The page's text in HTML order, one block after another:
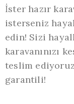
İster hazır
isterseniz
edin! Sizi
karavanınızı
teslim
garantili!